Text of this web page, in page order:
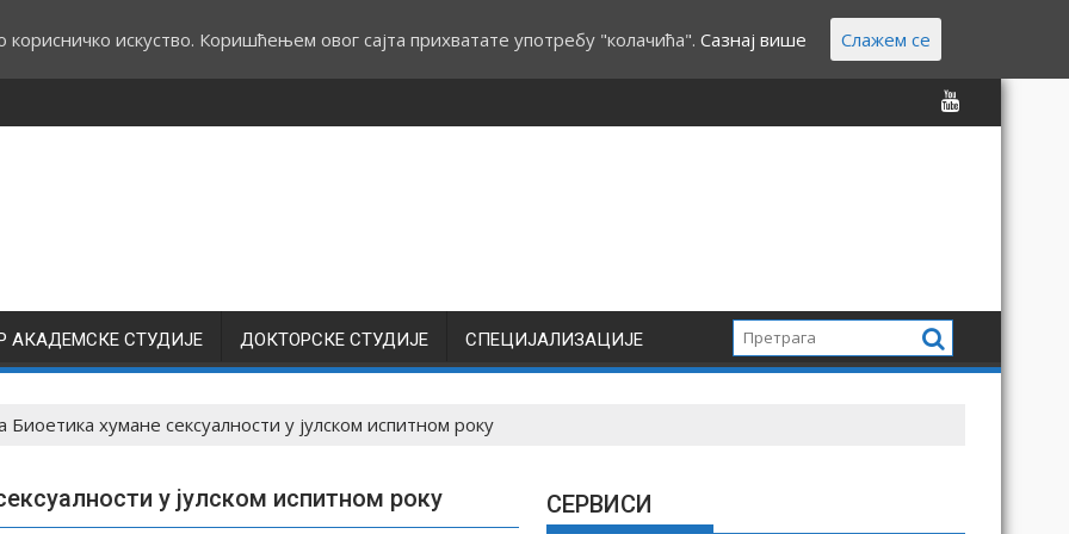
АКАДЕМСКЕ СТУДИЈЕ ДОКТОРСКЕ СТУДИЈЕ СПЕЦИЈАЛИЗАЦИЈЕ
хумане сексуалности у јулском испитном року
у јулском испитном року СЕРВИСИ
искуство. Коришћењем овог сајта прихватате употребу "колачића". Сазнај више Слажем се